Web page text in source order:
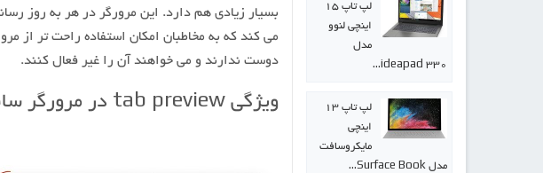
لپ تاپ ۱۵
اینچی لنوو
مدل
ideapad 330…
لپ تاپ ۱۳
اینچی
مایکروسافت
مدل Surface Book…
دوست ندارند و می خواهند آن را غیر فعال کنند.
ویژگی tab preview در مرورگر سافاری چیست؟